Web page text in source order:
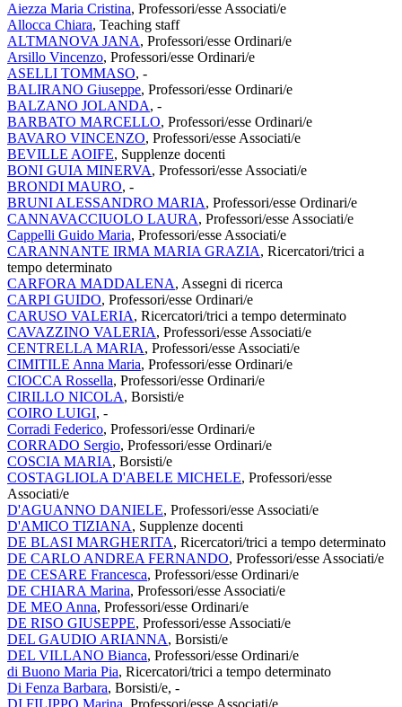
Aiezza Maria Cristina, Professori/esse Associati/e
Allocca Chiara, Teaching staff
ALTMANOVA JANA, Professori/esse Ordinari/e
Arsillo Vincenzo, Professori/esse Ordinari/e
ASELLI TOMMASO, -
BALIRANO Giuseppe, Professori/esse Ordinari/e
BALZANO JOLANDA, -
BARBATO MARCELLO, Professori/esse Ordinari/e
BAVARO VINCENZO, Professori/esse Associati/e
BEVILLE AOIFE, Supplenze docenti
BONI GUIA MINERVA, Professori/esse Associati/e
BRONDI MAURO, -
BRUNI ALESSANDRO MARIA, Professori/esse Ordinari/e
CANNAVACCIUOLO LAURA, Professori/esse Associati/e
Cappelli Guido Maria, Professori/esse Associati/e
CARANNANTE IRMA MARIA GRAZIA, Ricercatori/trici a
tempo determinato
CARFORA MADDALENA, Assegni di ricerca
CARPI GUIDO, Professori/esse Ordinari/e
CARUSO VALERIA, Ricercatori/trici a tempo determinato
CAVAZZINO VALERIA, Professori/esse Associati/e
CENTRELLA MARIA, Professori/esse Associati/e
CIMITILE Anna Maria, Professori/esse Ordinari/e
CIOCCA Rossella, Professori/esse Ordinari/e
CIRILLO NICOLA, Borsisti/e
COIRO LUIGI, -
Corradi Federico, Professori/esse Ordinari/e
CORRADO Sergio, Professori/esse Ordinari/e
COSCIA MARIA, Borsisti/e
COSTAGLIOLA D'ABELE MICHELE, Professori/esse
Associati/e
D'AGUANNO DANIELE, Professori/esse Associati/e
D'AMICO TIZIANA, Supplenze docenti
DE BLASI MARGHERITA, Ricercatori/trici a tempo determinato
DE CARLO ANDREA FERNANDO, Professori/esse Associati/e
DE CESARE Francesca, Professori/esse Ordinari/e
DE CHIARA Marina, Professori/esse Associati/e
DE MEO Anna, Professori/esse Ordinari/e
DE RISO GIUSEPPE, Professori/esse Associati/e
DEL GAUDIO ARIANNA, Borsisti/e
DEL VILLANO Bianca, Professori/esse Ordinari/e
di Buono Maria Pia, Ricercatori/trici a tempo determinato
Di Fenza Barbara, Borsisti/e, -